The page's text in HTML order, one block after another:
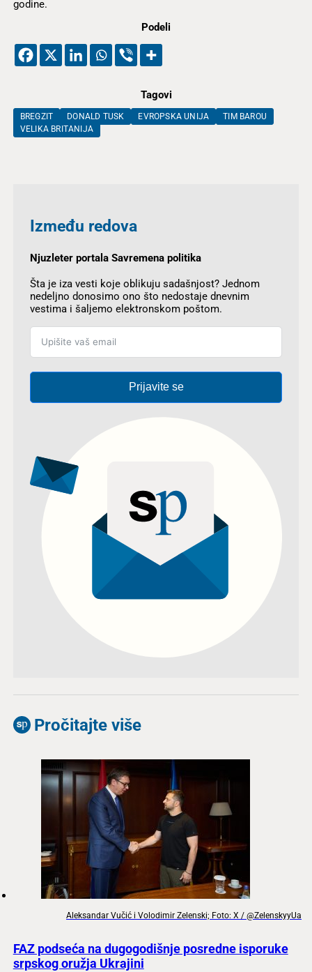
godine.
Podeli
Tagovi
BREGZIT DONALD TUSK EVROPSKA UNIJA
TIM BAROU
VELIKA BRITANIJA
Između redova
Njuzleter portala Savremena politika
Šta je iza vesti koje oblikuju sadašnjost? Jednom
nedeljno donosimo ono što nedostaje dnevnim
vestima i šaljemo elektronskom poštom.
Prijavite se
Pročitajte više
Aleksandar Vučić i Volodimir Zelenski; Foto: X / @ZelenskyyUa
FAZ podseća na dugogodišnje posredne isporuke
srpskog oružja Ukrajini